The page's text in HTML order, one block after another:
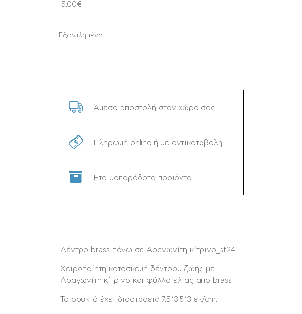
15.00€
Εξαντλημένο
Άμεσα αποστολή στον χώρο σας
Πληρωμή online ή με αντικαταβολή
Ετοιμοπαράδοτα προϊόντα
Δέντρο brass πάνω σε Αραγωνίτη κίτρινο_st24
Χειροποίητη κατασκευή δέντρου ζωής με
Αραγωνίτη κίτρινο και φύλλα ελιάς απο brass
Το ορυκτό έχει διαστάσεις 7.5*3.5*3 εκ/cm.